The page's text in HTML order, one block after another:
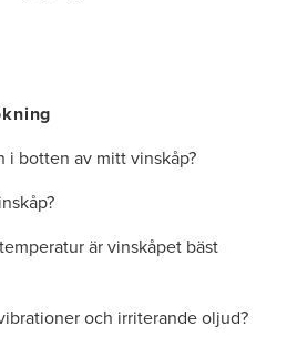
i botten av mitt vinskåp?
är vinskåpet bäst
och irriterande oljud?